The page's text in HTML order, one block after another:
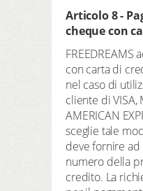
Articolo 8 -
cheque con
FREEDREAMS
con carta di
nel caso di
cliente di VISA,
AMERICAN
sceglie tale
deve fornire ad
numero della
credito. La